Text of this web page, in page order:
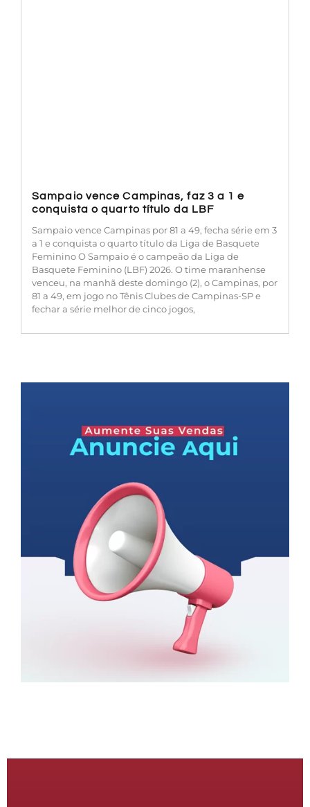
Sampaio vence Campinas, faz 3 a 1 e
conquista o quarto título da LBF
Sampaio vence Campinas por 81 a 49, fecha série em 3
a 1 e conquista o quarto título da Liga de Basquete
Feminino O Sampaio é o campeão da Liga de
Basquete Feminino (LBF) 2026. O time maranhense
venceu, na manhã deste domingo (2), o Campinas, por
81 a 49, em jogo no Tênis Clubes de Campinas-SP e
fechar a série melhor de cinco jogos,